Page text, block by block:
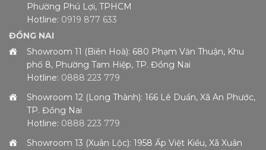
Phường Phú Lợi, TPHCM
Hotline: 0919 877 633
ĐỒNG NAI
Showroom 11 (Biên Hoà): 680 Phạm Văn Thuận, Khu
phố 8, Phường Tam Hiệp, TP. Đồng Nai
Hotline: 0888 223 779
Showroom 12 (Long Thành): 166 Lê Duẩn, Xã An Phước,
TP. Đồng Nai
Hotline: 0888 223 779
Showroom 13 (Xuân Lộc): 1958 Ấp Việt Kiều, Xã Xuân